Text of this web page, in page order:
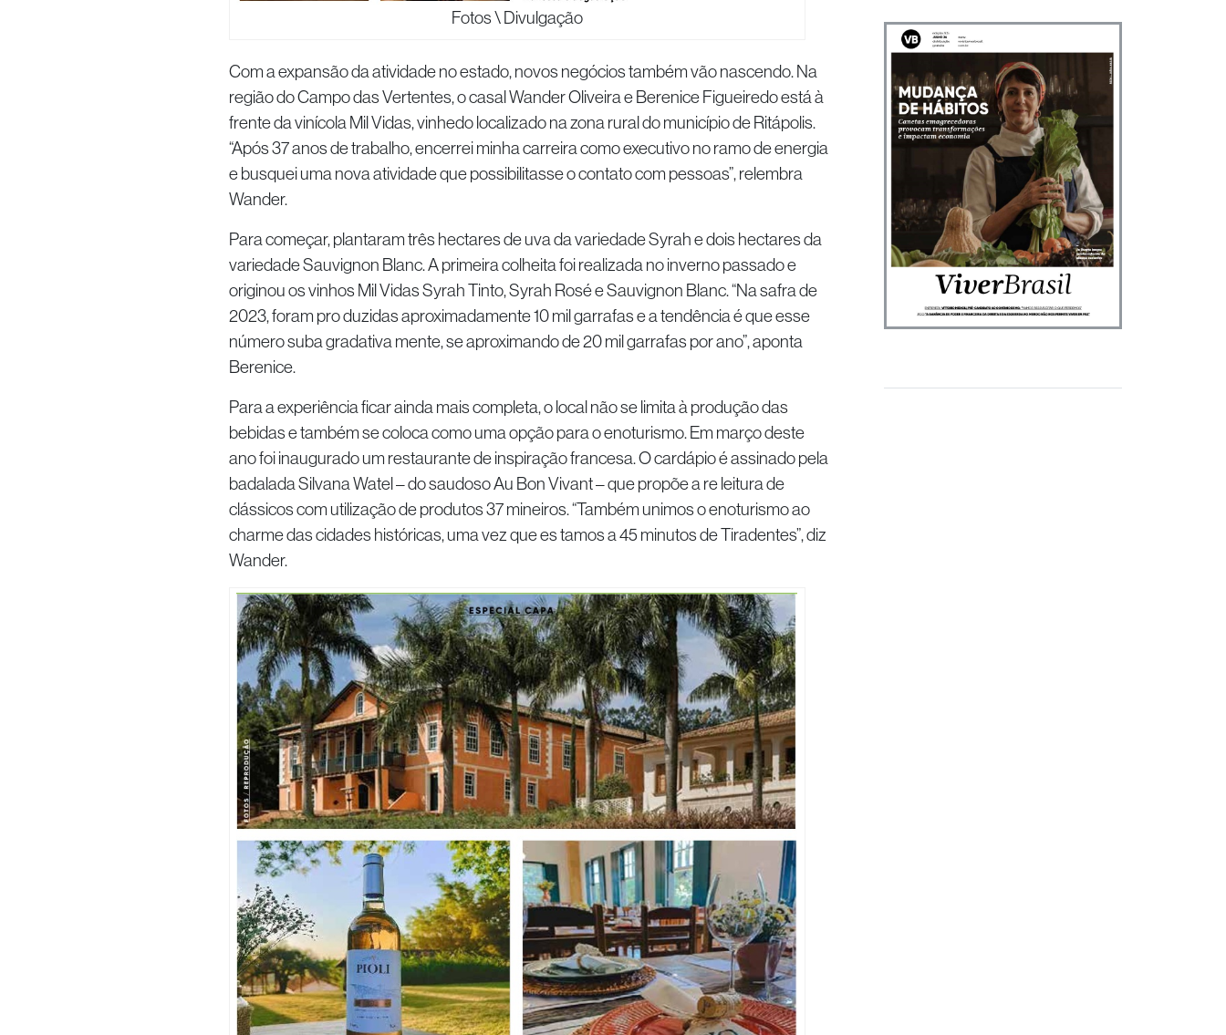
Fotos \ Divulgação
Com a expansão da atividade no estado, novos negócios também vão nascendo. Na
região do Campo das Vertentes, o casal Wander Oliveira e Berenice Figueiredo está à
frente da vinícola Mil Vidas, vinhedo localizado na zona rural do município de Ritápolis.
“Após 37 anos de trabalho, encerrei minha carreira como executivo no ramo de energia
e busquei uma nova atividade que possibilitasse o contato com pessoas”, relembra
Wander.
Para começar, plantaram três hectares de uva da variedade Syrah e dois hectares da
variedade Sauvignon Blanc. A primeira colheita foi realizada no inverno passado e
originou os vinhos Mil Vidas Syrah Tinto, Syrah Rosé e Sauvignon Blanc. “Na safra de
2023, foram pro duzidas aproximadamente 10 mil garrafas e a tendência é que esse
número suba gradativa mente, se aproximando de 20 mil garrafas por ano”, aponta
Berenice.
Para a experiência ficar ainda mais completa, o local não se limita à produção das
bebidas e também se coloca como uma opção para o enoturismo. Em março deste
ano foi inaugurado um restaurante de inspiração francesa. O cardápio é assinado pela
badalada Silvana Watel – do saudoso Au Bon Vivant – que propõe a re leitura de
clássicos com utilização de produtos 37 mineiros. “Também unimos o enoturismo ao
charme das cidades históricas, uma vez que es tamos a 45 minutos de Tiradentes”, diz
Wander.